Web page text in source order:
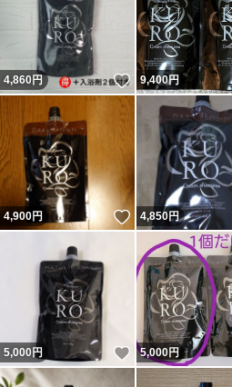
4,860円 いいね！
9,400円
4,900円 いいね！
4,850円
5,000円 いいね！
5,000円